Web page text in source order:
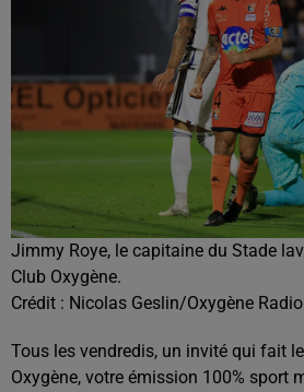
Jimmy Roye, le capitaine du Stade
Club Oxygène.
Crédit : Nicolas Geslin/Oxygène Radio
Tous les vendredis, un invité qui fait
Oxygène, votre émission 100% sport